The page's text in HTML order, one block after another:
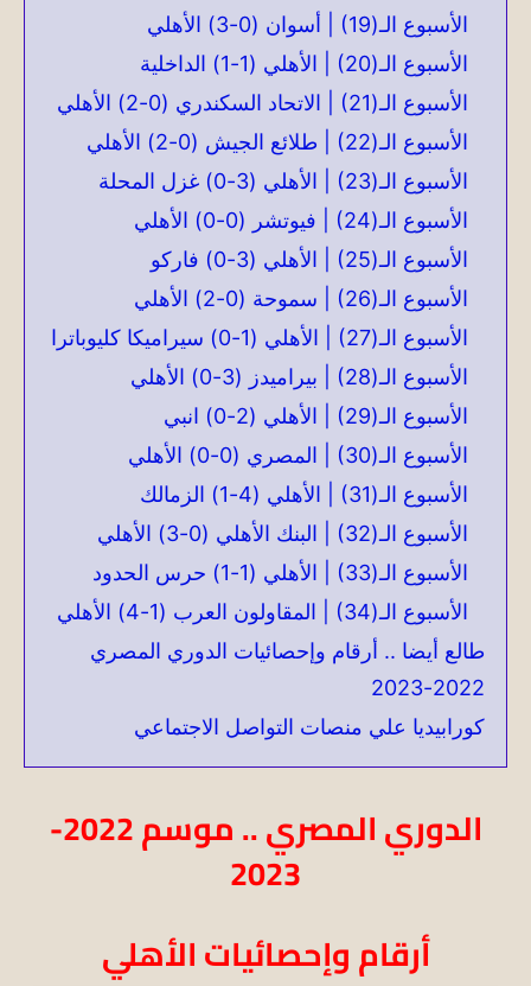
الأسبوع الـ(19) | أسوان (0-3) الأهلي
الأسبوع الـ(20) | الأهلي (1-1) الداخلية
الأسبوع الـ(21) | الاتحاد السكندري (0-2) الأهلي
الأسبوع الـ(22) | طلائع الجيش (0-2) الأهلي
الأسبوع الـ(23) | الأهلي (3-0) غزل المحلة
الأسبوع الـ(24) | فيوتشر (0-0) الأهلي
الأسبوع الـ(25) | الأهلي (3-0) فاركو
الأسبوع الـ(26) | سموحة (0-2) الأهلي
الأسبوع الـ(27) | الأهلي (1-0) سيراميكا كليوباترا
الأسبوع الـ(28) | بيراميدز (3-0) الأهلي
الأسبوع الـ(29) | الأهلي (2-0) انبي
الأسبوع الـ(30) | المصري (0-0) الأهلي
الأسبوع الـ(31) | الأهلي (4-1) الزمالك
الأسبوع الـ(32) | البنك الأهلي (0-3) الأهلي
الأسبوع الـ(33) | الأهلي (1-1) حرس الحدود
الأسبوع الـ(34) | المقاولون العرب (1-4) الأهلي
طالع أيضا .. أرقام وإحصائيات الدوري المصري
2022-2023
كورابيديا علي منصات التواصل الاجتماعي
الدوري المصري .. موسم 2022-
2023
أرقام وإحصائيات الأهلي